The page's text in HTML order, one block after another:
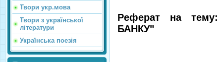
Твори укр.мова
Твори з української
літератури
Українська поезія
Реферат на
БАНКУ"